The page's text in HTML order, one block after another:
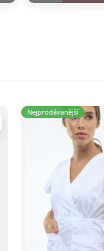
Nejprodávanější